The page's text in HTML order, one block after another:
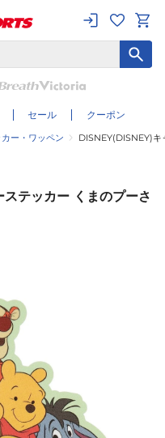
セール クーポン
ー・ワッペン DISNEY(DISNEY)
テッカー くまのプーさ